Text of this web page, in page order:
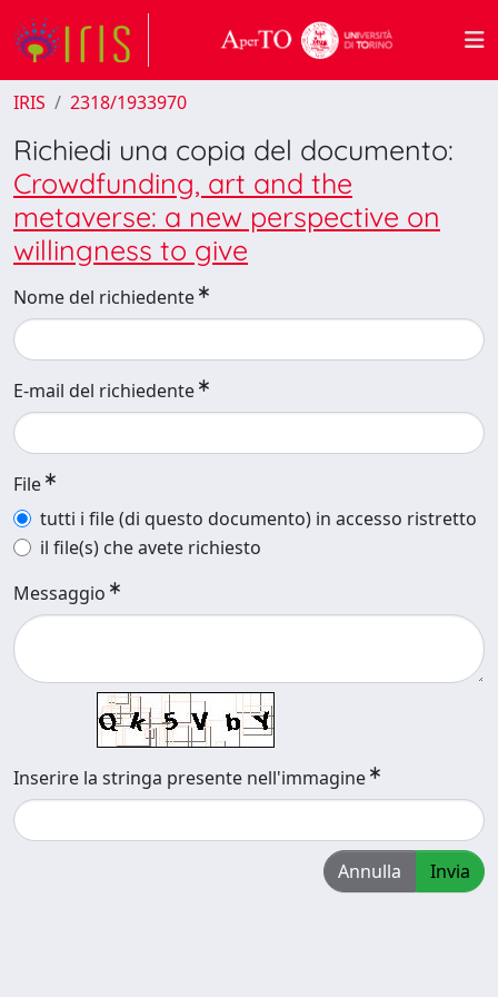
IRIS 2318/1933970
Richiedi una copia del documento:
Crowdfunding, art and the
metaverse: a new perspective on
willingness to give
Nome del richiedente
E-mail del richiedente
File
tutti i file (di questo documento) in accesso ristretto
il file(s) che avete richiesto
Messaggio
Inserire la stringa presente nell'immagine
Annulla Invia